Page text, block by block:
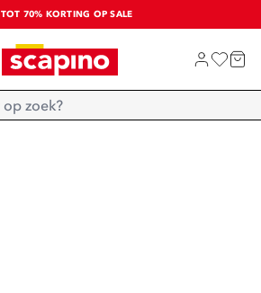
TOT 70% KORTING OP SALE
SALE: LAATSTE KANS!
SHOP NIEUW
Home